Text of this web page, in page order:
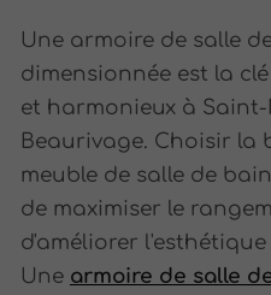
Une armoire de salle
dimensionnée est la
et harmonieux à
Beaurivage. Choisir
meuble de salle de
de maximiser le
d'améliorer
Une armoire de salle